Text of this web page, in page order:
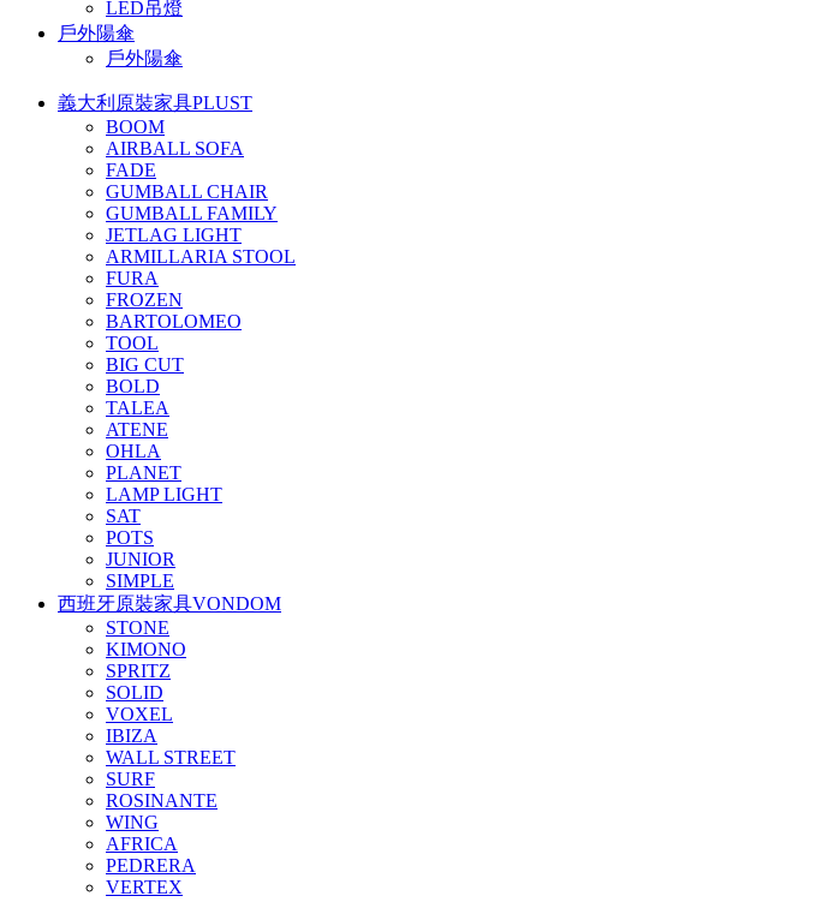
LED吊燈
戶外陽傘
戶外陽傘
義大利原裝家具PLUST
BOOM
AIRBALL SOFA
FADE
GUMBALL CHAIR
GUMBALL FAMILY
JETLAG LIGHT
ARMILLARIA STOOL
FURA
FROZEN
BARTOLOMEO
TOOL
BIG CUT
BOLD
TALEA
ATENE
OHLA
PLANET
LAMP LIGHT
SAT
POTS
JUNIOR
SIMPLE
西班牙原裝家具VONDOM
STONE
KIMONO
SPRITZ
SOLID
VOXEL
IBIZA
WALL STREET
SURF
ROSINANTE
WING
AFRICA
PEDRERA
VERTEX